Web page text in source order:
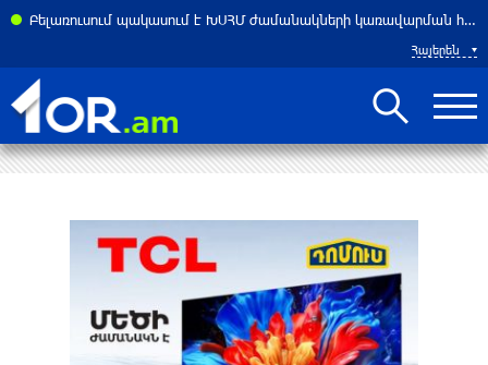
Բելառուսում պակասում է ԽՍՀՄ ժամանակների կառավարման համակարգը․ Լուկաշենկո
Հայերեն